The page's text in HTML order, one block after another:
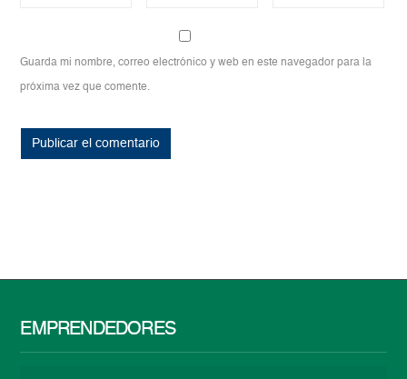
Guarda mi nombre, correo electrónico y web en este navegador para la
próxima vez que comente.
EMPRENDEDORES